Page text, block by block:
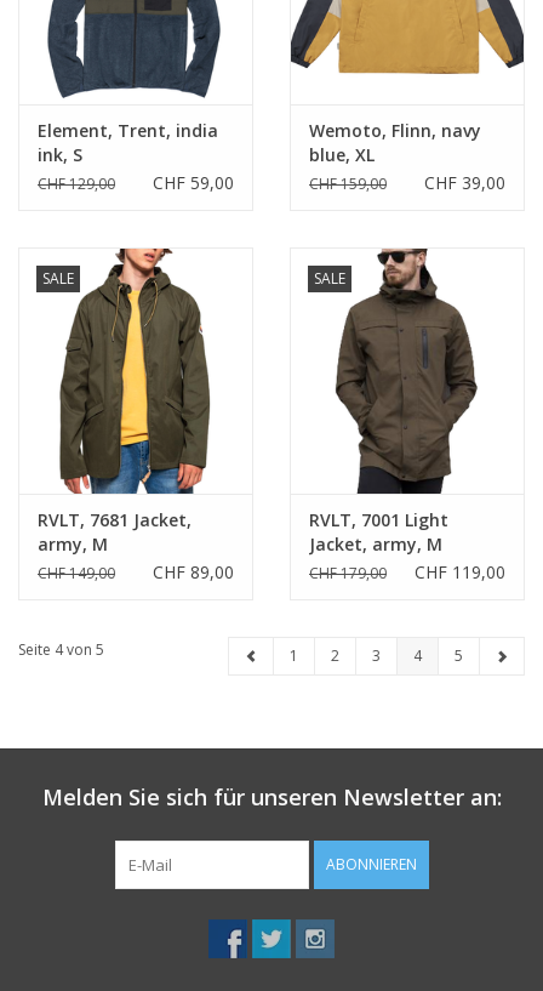
Element, Trent, india
ink, S
CHF 129,00 CHF 59,00
Wemoto, Flinn, navy
blue, XL
CHF 159,00 CHF 39,00
SALE
RVLT, 7681 Jacket,
army, M
CHF 149,00 CHF 89,00
SALE
RVLT, 7001 Light
Jacket, army, M
CHF 179,00 CHF 119,00
Seite 4 von 5 1 2 3 4 5
Melden Sie sich für unseren Newsletter an:
ABONNIEREN